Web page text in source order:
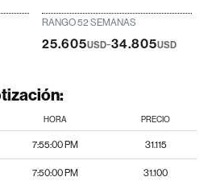
RANGO 52 SEMANAS
25.605USD-34.805USD
HORA PRECIO
7:55:00 PM 31.115
7:50:00 PM 31.100